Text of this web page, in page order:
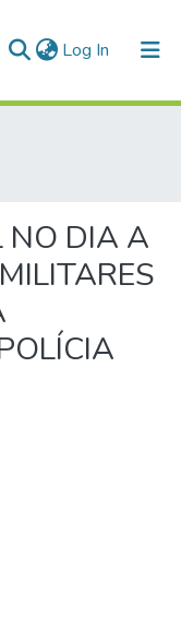
Log In (current)
NO DIA A